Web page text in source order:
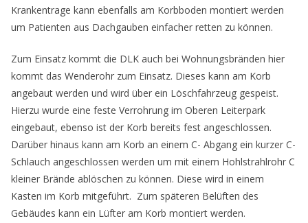
Krankentrage kann ebenfalls am Korbboden montiert werden
um Patienten aus Dachgauben einfacher retten zu können.
Zum Einsatz kommt die DLK auch bei Wohnungsbränden hier
kommt das Wenderohr zum Einsatz. Dieses kann am Korb
angebaut werden und wird über ein Löschfahrzeug gespeist.
Hierzu wurde eine feste Verrohrung im Oberen Leiterpark
eingebaut, ebenso ist der Korb bereits fest angeschlossen.
Darüber hinaus kann am Korb an einem C- Abgang ein kurzer C-
Schlauch angeschlossen werden um mit einem Hohlstrahlrohr C
kleiner Brände ablöschen zu können. Diese wird in einem
Kasten im Korb mitgeführt. Zum späteren Belüften des
Gebäudes kann ein Lüfter am Korb montiert werden.